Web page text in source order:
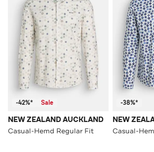
-42%* Sale
NEW ZEALAND AUCKLAND
Casual-Hemd Regular Fit
-38%*
NEW
Casual-